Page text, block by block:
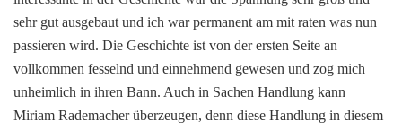
sehr gut ausgebaut und ich war permanent am mit raten was nun
passieren wird. Die Geschichte ist von der ersten Seite an
vollkommen fesselnd und einnehmend gewesen und zog mich
unheimlich in ihren Bann. Auch in Sachen Handlung kann
Miriam Rademacher überzeugen, denn diese Handlung in diesem